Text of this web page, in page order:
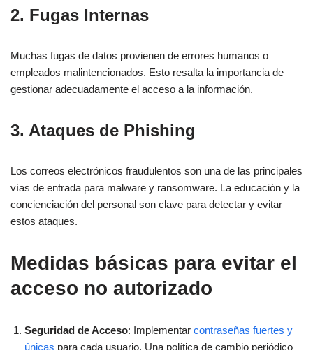
2. Fugas Internas
Muchas fugas de datos provienen de errores humanos o
empleados malintencionados. Esto resalta la importancia de
gestionar adecuadamente el acceso a la información.
3. Ataques de Phishing
Los correos electrónicos fraudulentos son una de las principales
vías de entrada para malware y ransomware. La educación y la
concienciación del personal son clave para detectar y evitar
estos ataques.
Medidas básicas para evitar el
acceso no autorizado
Seguridad de Acceso: Implementar contraseñas fuertes y
únicas para cada usuario. Una política de cambio periódico